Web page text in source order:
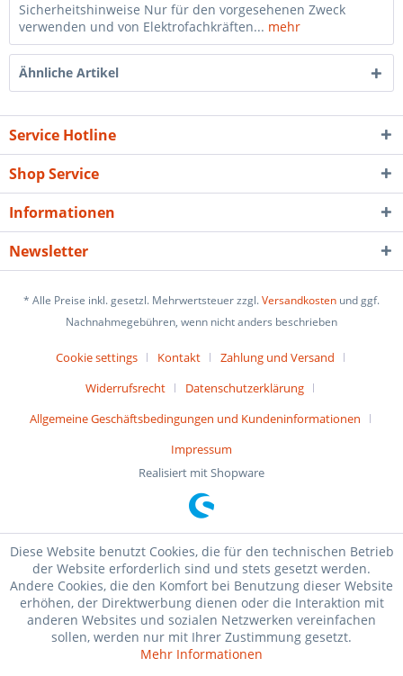
Sicherheitshinweise Nur für den vorgesehenen Zweck
verwenden und von Elektrofachkräften... mehr
Ähnliche Artikel
Service Hotline
Shop Service
Informationen
Newsletter
* Alle Preise inkl. gesetzl. Mehrwertsteuer zzgl.Versandkosten und ggf.
Nachnahmegebühren, wenn nicht anders beschrieben
Cookie settings Kontakt
Zahlung und Versand
Widerrufsrecht
Datenschutzerklärung
Allgemeine Geschäftsbedingungen und Kundeninformationen
Impressum
Realisiert mit Shopware
Diese Website benutzt Cookies, die für den technischen Betrieb
der Website erforderlich sind und stets gesetzt werden.
Andere Cookies, die den Komfort bei Benutzung dieser Website
erhöhen, der Direktwerbung dienen oder die Interaktion mit
anderen Websites und sozialen Netzwerken vereinfachen
sollen, werden nur mit Ihrer Zustimmung gesetzt.
Mehr Informationen